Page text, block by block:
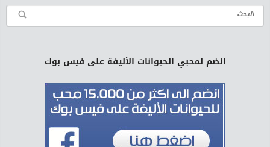
انضم لمحبي الحيوانات الأليفة على فيس بوك